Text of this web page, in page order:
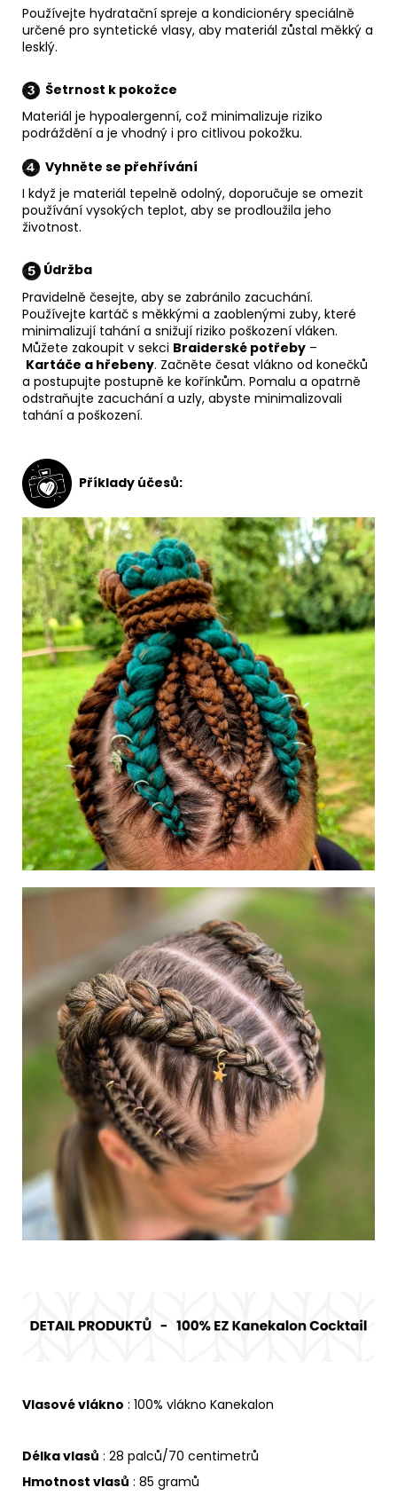
Používejte hydratační spreje a kondicionéry speciálně
určené pro syntetické vlasy, aby materiál zůstal měkký a
lesklý.
Šetrnost k pokožce
Materiál je hypoalergenní, což minimalizuje riziko
podráždění a je vhodný i pro citlivou pokožku.
Vyhněte se přehřívání
I když je materiál tepelně odolný, doporučuje se omezit
používání vysokých teplot, aby se prodloužila jeho
životnost.
Údržba
Pravidelně česejte, aby se zabránilo zacuchání.
Používejte kartáč s měkkými a zaoblenými zuby, které
minimalizují tahání a snižují riziko poškození vláken.
Můžete zakoupit v sekci Braiderské potřeby –
Kartáče a hřebeny. Začněte česat vlákno od konečků
a postupujte postupně ke kořínkům. Pomalu a opatrně
odstraňujte zacuchání a uzly, abyste minimalizovali
tahání a poškození.
Příklady účesů:
Vlasové vlákno : 100% vlákno Kanekalon
Délka vlasů : 28 palců/70 centimetrů
Hmotnost vlasů : 85 gramů